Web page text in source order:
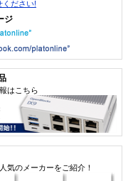
ください!
ジ
はこちら
気のメーカーをご紹介！